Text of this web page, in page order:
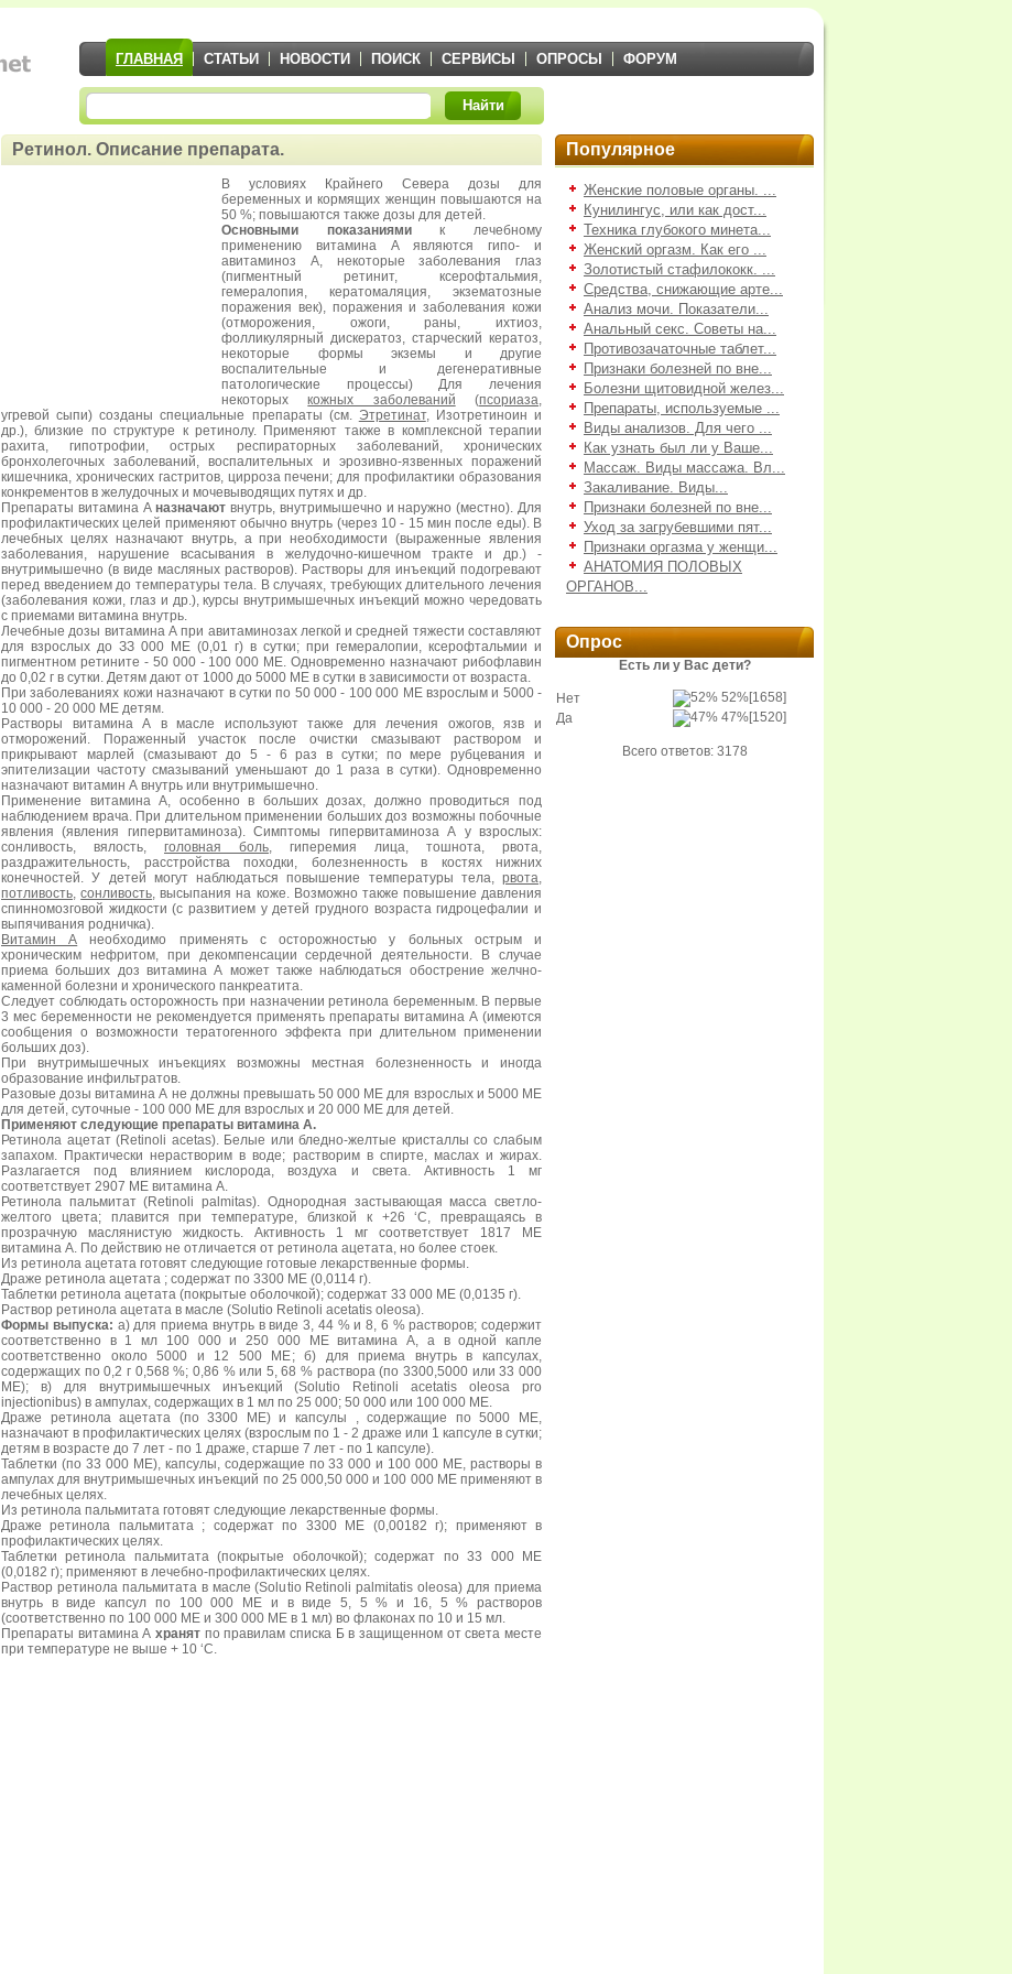
ГЛАВНАЯ СТАТЬИ НОВОСТИ ПОИСК СЕРВИСЫ ОПРОСЫ ФОРУМ
Найти
Ретинол. Описание препарата.
В условиях Крайнего Севера дозы для
беременных и кормящих женщин повышаются на
50 %; повышаются также дозы для детей.
Основными показаниямик лечебному
применению витамина А являются гипо- и
авитаминоз А, некоторые заболевания глаз
(пигментный ретинит, ксерофтальмия,
гемералопия, кератомаляция, экзематозные
поражения век), поражения и заболевания кожи
(отморожения, ожоги, раны, ихтиоз,
фолликулярный дискератоз, старческий кератоз,
некоторые формы экземы и другие
воспалительные и дегенеративные
патологические процессы) Для лечения
некоторыхкожных заболеваний (псориаза,
угревой сыпи) созданы специальные препараты (см. Этретинат, Изотретиноин и
др.), близкие по структуре к ретинолу. Применяют также в комплексной терапии
рахита, гипотрофии, острых респираторных заболеваний, хронических
бронхолегочных заболеваний, воспалительных и эрозивно-язвенных поражений
кишечника, хронических гастритов, цирроза печени; для профилактики образования
конкрементов в желудочных и мочевыводящих путях и др.
Препараты витамина Аназначаютвнутрь, внутримышечно и наружно (местно). Для
профилактических целей применяют обычно внутрь (через 10 - 15 мин после еды). В
лечебных целях назначают внутрь, а при необходимости (выраженные явления
заболевания, нарушение всасывания в желудочно-кишечном тракте и др.) -
внутримышечно (в виде масляных растворов). Растворы для инъекций подогревают
перед введением до температуры тела. В случаях, требующих длительного лечения
(заболевания кожи, глаз и др.), курсы внутримышечных инъекций можно чередовать
с приемами витамина внутрь.
Лечебные дозы витамина А при авитаминозах легкой и средней тяжести составляют
для взрослых до ЗЗ 000 МЕ (0,01 г) в сутки; при гемералопии, ксерофтальмии и
пигментном ретините - 50 000 - 100 000 МЕ. Одновременно назначают рибофлавин
до 0,02 г в сутки. Детям дают от 1000 до 5000 МЕ в сутки в зависимости от возраста.
При заболеваниях кожи назначают в сутки по 50 000 - 100 000 МЕ взрослым и 5000 -
10 000 - 20 000 МЕ детям.
Растворы витамина А в масле используют также для лечения ожогов, язв и
отморожений. Пораженный участок после очистки смазывают раствором и
прикрывают марлей (смазывают до 5 - 6 раз в сутки; по мере рубцевания и
эпителизации частоту смазываний уменьшают до 1 раза в сутки). Одновременно
назначают витамин А внутрь или внутримышечно.
Применение витамина А, особенно в больших дозах, должно проводиться под
наблюдением врача. При длительном применении больших доз возможны побочные
явления (явления гипервитаминоза). Симптомы гипервитаминоза А у взрослых:
сонливость, вялость, головная боль, гиперемия лица, тошнота, рвота,
раздражительность, расстройства походки, болезненность в костях нижних
конечностей. У детей могут наблюдаться повышение температуры тела, рвота,
потливость,сонливость, высыпания на коже. Возможно также повышение давления
спинномозговой жидкости (с pазвитием у детей гpудного возpаста гидpоцефалии и
выпячивания pодничка).
Витамин А необходимо пpименять с остоpожностью у больных остpым и
хроническим нефритом, при декомпенсации сердечной деятельности. В случае
приема больших доз витамина А может также наблюдаться обострение желчно-
каменной болезни и хронического панкреатита.
Следует соблюдать осторожность при назначении ретинола беременным. В первые
3 мес беременности не рекомендуется применять препараты витамина А (имеются
сообщения о возможности тератогенного эффекта при длительном применении
больших доз).
При внутримышечных инъекциях возможны местная болезненность и иногда
образование инфильтратов.
Разовые дозы витамина А не должны превышать 50 000 МЕ для взрослых и 5000 МЕ
для детей, суточные - 100 000 МЕ для взрослых и 20 000 МЕ для детей.
Применяют следующие препараты витамина А.
Ретинола ацетат (Retinoli асеtas). Белые или бледно-желтые кристаллы со слабым
запахом. Практически нерастворим в воде; растворим в спирте, маслах и жирах.
Разлагается под влиянием кислорода, воздуха и света. Активность 1 мг
соответствует 2907 МЕ витамина А.
Ретинола пальмитат (Retinoli palmitas). Однородная застывающая масса светло-
желтого цвета; плавится при температуре, близкой к +26 ‘С, превращаясь в
прозрачную маслянистую жидкость. Активность 1 мг соответствует 1817 МЕ
витамина А. По действию не отличается от ретинола ацетата, но более стоек.
Из ретинола ацетата готовят следующие готовые лекарственные формы.
Драже ретинола ацетата ; содержат по 3300 МЕ (0,0114 г).
Таблетки ретинола ацетата (покрытые оболочкой); содержат 33 000 МЕ (0,0135 г).
Раствор ретинола ацетата в масле (Solutio Retinoli асеtatis оleosa).
Формы выпуска: а) для приема внутрь в виде 3, 44 % и 8, 6 % растворов; содержит
соответственно в 1 мл 100 000 и 250 000 МЕ витамина А, а в одной капле
соответственно около 5000 и 12 500 МЕ; б) для приема внутрь в капсулах,
содержащих по 0,2 г 0,568 %; 0,86 % или 5, 68 % раствора (по 3300,5000 или 33 000
МЕ); в) для внутримышечных инъекций (Solutio Retinoli асеtаtis оlеоsa рrо
injectionibus) в ампулах, содержащих в 1 мл по 25 000; 50 000 или 100 000 МЕ.
Драже ретинола ацетата (по 3300 МЕ) и капсулы , содержащие по 5000 МЕ,
назначают в профилактических целях (взрослым по 1 - 2 драже или 1 капсуле в сутки;
детям в возрасте до 7 лет - по 1 драже, старше 7 лет - по 1 капсуле).
Таблетки (по 33 000 МЕ), капсулы, содержащие по 33 000 и 100 000 МЕ, растворы в
ампулах для внутримышечных инъекций по 25 000,50 000 и 100 000 МЕ применяют в
лечебных целях.
Из ретинола пальмитата готовят следующие лекарственные формы.
Драже ретинола пальмитата ; содержат по 3300 МЕ (0,00182 г); применяют в
профилактических целях.
Таблетки ретинола пальмитата (покрытые оболочкой); содержат по 33 000 МЕ
(0,0182 г); применяют в лечебно-профилактических целях.
Раствор ретинола пальмитата в масле (Solutio Retinoli раlmitatis оlеоsa) для приема
внутрь в виде капсул по 100 000 МЕ и в виде 5, 5 % и 16, 5 % растворов
(соответственно по 100 000 МЕ и 300 000 МЕ в 1 мл) во флаконах по 10 и 15 мл.
Препараты витамина А хранят по правилам списка Б в защищенном от света месте
при температуре не выше + 10 ‘С.
Популярное
Женские половые органы. ...
Кунилингус, или как дост...
Техника глубокого минета...
Женский оргазм. Как его ...
Золотистый стафилококк. ...
Средства, снижающие арте...
Анализ мочи. Показатели...
Анальный секс. Советы на...
Противозачаточные таблет...
Признаки болезней по вне...
Болезни щитовидной желез...
Препараты, используемые ...
Виды анализов. Для чего ...
Как узнать был ли у Ваше...
Массаж. Виды массажа. Вл...
Закаливание. Виды...
Признаки болезней по вне...
Уход за загрубевшими пят...
Признаки оргазма у женщи...
АНАТОМИЯ ПОЛОВЫХ
ОРГАНОВ...
Опрос
Есть ли у Вас дети?
Нет 52%[1658]
Да
47%[1520]
Всего ответов: 3178